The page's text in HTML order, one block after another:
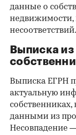
данные о
недвижимости,
несоответствий.
Выписка
Выписка ЕГРН
актуальную
собственниках,
данными из
Несовпадение